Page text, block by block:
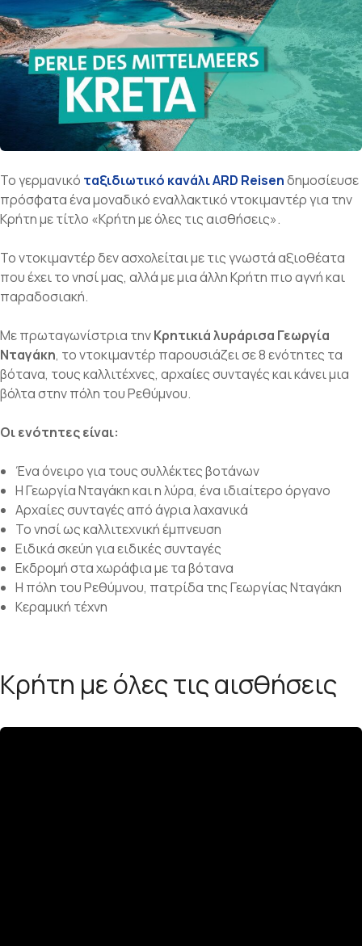
ε
ν
ο
Το γερμανικό ταξιδιωτικό κανάλι ARD Reisenδημοσίευσε
πρόσφατα ένα μοναδικό εναλλακτικό ντοκιμαντέρ για την
Κρήτη με τίτλο «Κρήτη με όλες τις αισθήσεις».
Το ντοκιμαντέρ δεν ασχολείται με τις γνωστά αξιοθέατα
που έχει το νησί μας, αλλά με μια άλλη Κρήτη πιο αγνή και
παραδοσιακή.
Με πρωταγωνίστρια τηνΚρητικιά λυράρισα Γεωργία
Νταγάκη, το ντοκιμαντέρ παρουσιάζει σε 8 ενότητες τα
βότανα, τους καλλιτέχνες, αρχαίες συνταγές και κάνει μια
βόλτα στην πόλη του Ρεθύμνου.
Οι ενότητες είναι:
Ένα όνειρο για τους συλλέκτες βοτάνων
Η Γεωργία Νταγάκη και η λύρα, ένα ιδιαίτερο όργανο
Αρχαίες συνταγές από άγρια λαχανικά
Το νησί ως καλλιτεχνική έμπνευση
Ειδικά σκεύη για ειδικές συνταγές
Εκδρομή στα χωράφια με τα βότανα
Η πόλη του Ρεθύμνου, πατρίδα της Γεωργίας Νταγάκη
Κεραμική τέχνη
Κρήτη με όλες τις αισθήσεις